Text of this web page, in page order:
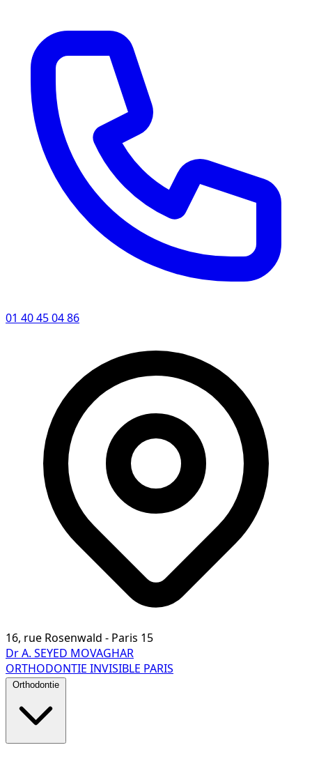
01 40 45 04 86
16, rue Rosenwald - Paris 15
Dr A. SEYED MOVAGHAR
ORTHODONTIE INVISIBLE PARIS